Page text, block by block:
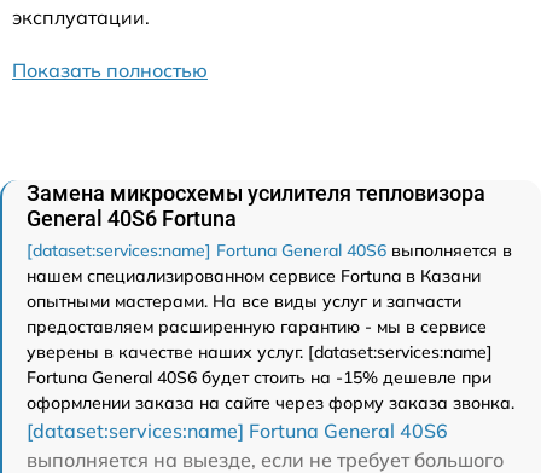
эксплуатации.
Показать полностью
Замена микросхемы усилителя тепловизора
General 40S6 Fortuna
[dataset:services:name] Fortuna General 40S6 выполняется в
нашем специализированном сервисе Fortuna в Казани
опытными мастерами. На все виды услуг и запчасти
предоставляем расширенную гарантию - мы в сервисе
уверены в качестве наших услуг. [dataset:services:name]
Fortuna General 40S6 будет стоить на -15% дешевле при
оформлении заказа на сайте через форму заказа звонка.
[dataset:services:name] Fortuna General 40S6
выполняется на выезде, если не требует большого